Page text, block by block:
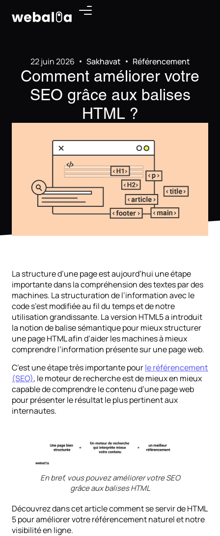
22 juin 2026 Sakhavat Référencement
Comment améliorer votre
SEO grâce aux balises
HTML ?
La structure d’une page est aujourd’hui une étape
importante dans la compréhension des textes par des
machines. La structuration de l’information avec le
code s’est modifiée au fil du temps et de notre
utilisation grandissante. La version HTML5 a introduit
la notion de balise sémantique pour mieux structurer
une page HTML afin d’aider les machines à mieux
comprendre l’information présente sur une page web.
C’est une étape très importante pourle référencement
(SEO), le moteur de recherche est de mieux en mieux
capable de comprendre le contenu d’une page web
pour présenter le résultat le plus pertinent aux
internautes.
En bref, vous pouvez améliorer votre SEO
grâce aux balises HTML
Découvrez dans cet article comment se servir de HTML
5 pour améliorer votre référencement naturel et notre
visibilité en ligne.
Panneau de gestion des cookies